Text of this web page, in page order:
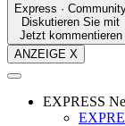
Express ·
Diskutieren Sie mit
Jetzt kommentieren
ANZEIGE X
EXPRESS